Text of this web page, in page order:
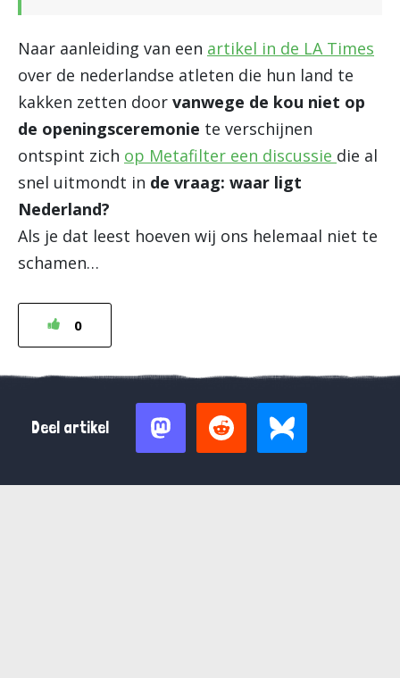
Naar aanleiding van een artikel in de LA Times
over de nederlandse atleten die hun land te
kakken zetten door vanwege de kou niet op
de openingsceremonie te verschijnen
ontspint zich op Metafilter een discussie die al
snel uitmondt in de vraag: waar ligt
Nederland?
Als je dat leest hoeven wij ons helemaal niet te
schamen…
0
Deel artikel